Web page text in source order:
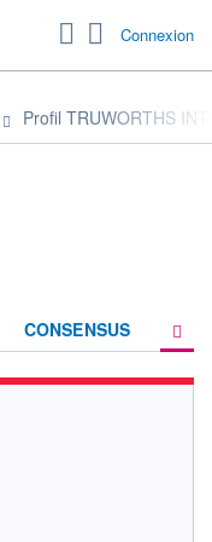
Connexion
Profil TRUWORTHS
CONSENSUS